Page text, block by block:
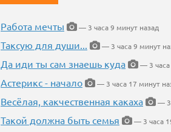
Работа мечты
— 3 часа 9 минут назад
Таксую для души...
— 3 часа 9 минут
Да иди ты сам знаешь куда
— 3 часа
Астерикс - начало
— 3 часа 17 минут
Весёлая, какчественная какаха
— 3
Такой должна быть семья
— 3 часа